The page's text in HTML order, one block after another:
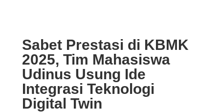
Sabet Prestasi di KBMK
2025, Tim Mahasiswa
Udinus Usung Ide
Integrasi Teknologi
Digital Twin